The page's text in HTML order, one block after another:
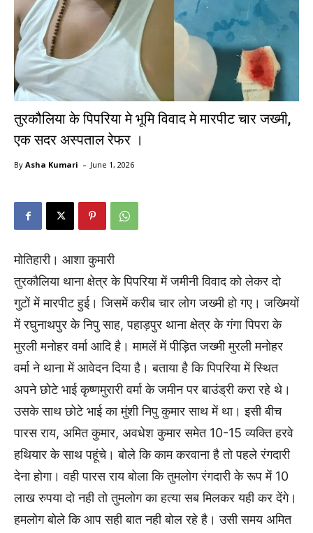
तुरकौलिया के पिपरिया मे भूमि विवाद मे मारपीट चार जख्मी,
एक सदर अस्पताल रेफर ।
By Asha Kumari - June 1, 2026
मोतिहारी। आशा कुमारी
तुरकौलिया थाना क्षेत्र के पिपरिया में जमीनी विवाद को लेकर दो
गुटों में मारपीट हुई। जिसमें करीब चार लोग जख्मी हो गए। जख्मियों
में रघुनाथपुर के निपु साह, पहाड़पुर थाना क्षेत्र के गंगा पिपरा के
मुरली मनोहर वर्मा आदि है। मामलें में पीड़ित जख्मी मुरली मनोहर
वर्मा ने थाना में आवेदन दिया है। बताया है कि पिपरिया में स्थित
अपने छोटे भाई कृष्णमुरारी वर्मा के जमीन पर बाउंड्री करा रहे थे।
उसके साथ छोटे भाई का मुंशी निपु कुमार साथ में था। इसी बीच
पारस राय, अमित कुमार, अवधेश कुमार समेत 10-15 व्यक्ति हरवे
हथियार के साथ पहूंचे। बोले कि काम करवाना है तो पहले रंगदारी
देना होगा। वही पारस राय बोला कि तुमलोग रंगदारी के रूप में 10
लाख रुपया दो नही तो तुमलोग का हत्या सब मिलकर यही कर देंगे।
हमलोग बोले कि आप सही बात नही बोल रहे है। उसी समय अमित